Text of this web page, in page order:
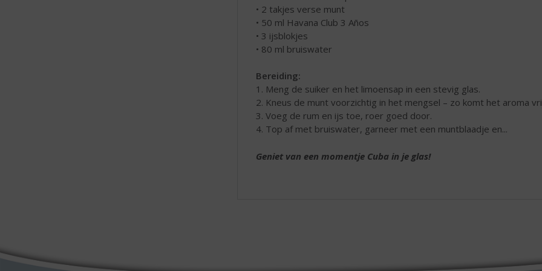
• 2 takjes verse munt
• 50 ml Havana Club 3 Años
• 3 ijsblokjes
• 80 ml bruiswater
Bereiding:
1. Meng de suiker en het limoensap in een stevig glas.
2. Kneus de munt voorzichtig in het mengsel – zo komt het aroma
3. Voeg de rum en ijs toe, roer goed door.
4. Top af met bruiswater, garneer met een muntblaadje en...
Geniet van een momentje Cuba in je glas!